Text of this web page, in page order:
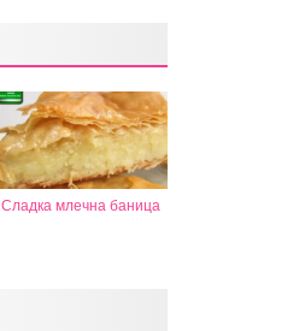
Сладка млечна баница